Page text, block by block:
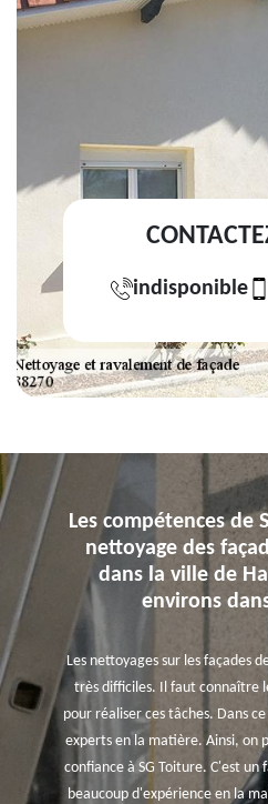
indisponible
Les compétences de
nettoyage des
dans la ville de
environs
Les nettoyages sur les façades
très difficiles. Il faut connaître
pour réaliser ces tâches. Dans
experts en la matière. Ainsi, on
confiance à SG Toiture. C'est un
beaucoup d'expérience en la